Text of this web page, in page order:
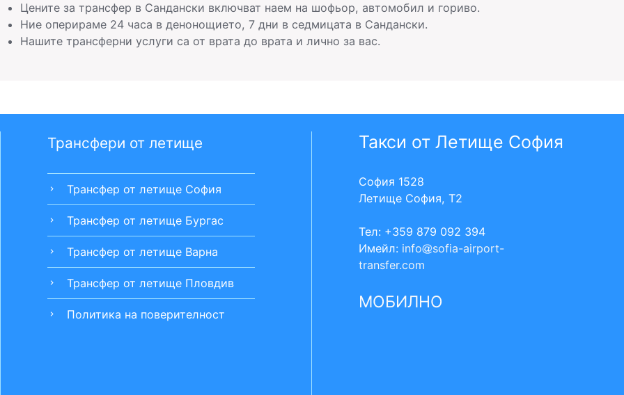
Цените за трансфер в Сандански включват наем на шофьор, автомобил и гориво.
Ние оперираме 24 часа в денонощието, 7 дни в седмицата в Сандански.
Нашите трансферни услуги са от врата до врата и лично за вас.
Трансфери от летище
chevron_right Трансфер от летище София
chevron_right Трансфер от летище Бургас
chevron_right Трансфер от летище Варна
chevron_right Трансфер от летище Пловдив
chevron_right Политика на поверителност
Такси от Летище София
София 1528
Летище София, Т2
Тел: +359 879 092 394
Имейл: info
sofia-airport-
transfer.com
МОБИЛНО